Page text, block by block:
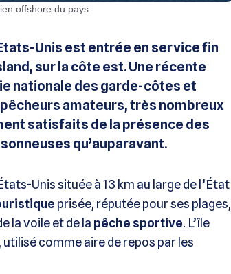
offshore du pays
Unis est entrée en service fin
sur la côte est. Une récente
nationale des garde-côtes et
amateurs, très nombreux
satisfaits de la présence des
qu’auparavant.
Unis située à 13 km au large de l’État
prisée, réputée pour ses plages,
la voile et de la pêche sportive. L’île
, utilisé comme aire de repos par les